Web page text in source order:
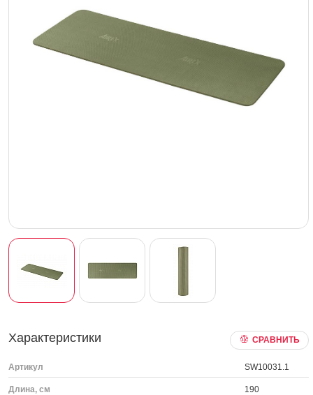
Характеристики СРАВНИТЬ
Артикул SW10031.1
Длина, см 190